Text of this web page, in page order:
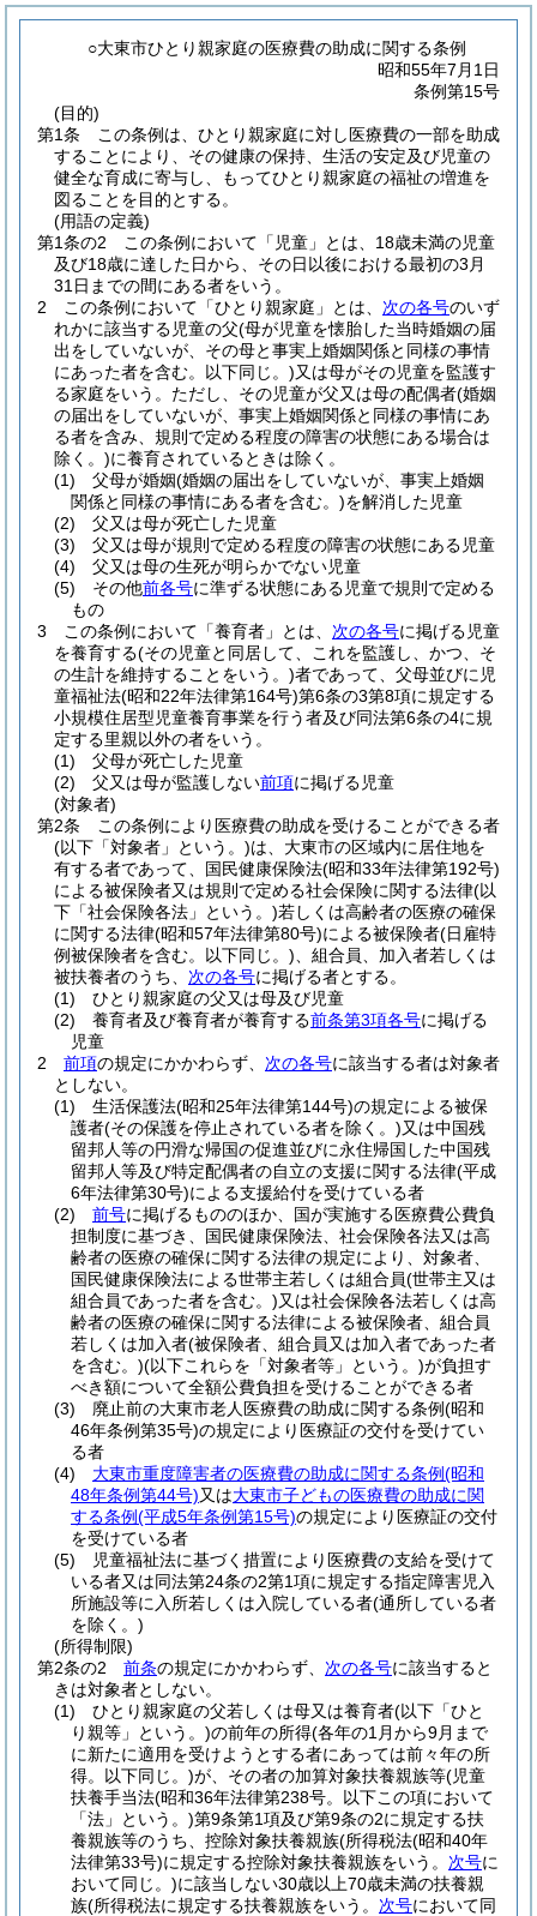
○大東市ひとり親家庭の医療費の助成に関する条例
昭和55年7月1日
条例第15号
(目的)
第1条
この条例は、ひとり親家庭に対し医療費の一部を助成
することにより、その健康の保持、生活の安定及び児童の
健全な育成に寄与し、もってひとり親家庭の福祉の増進を
図ることを目的とする。
(用語の定義)
第1条の2
この条例において「児童」とは、18歳未満の児童
及び18歳に達した日から、その日以後における最初の3月
31日までの間にある者をいう。
2
この条例において「ひとり親家庭」とは、 次の各号のいず
れかに該当する児童の父(母が児童を懐胎した当時婚姻の届
出をしていないが、その母と事実上婚姻関係と同様の事情
にあった者を含む。以下同じ。)又は母がその児童を監護す
る家庭をいう。 ただし、その児童が父又は母の配偶者(婚姻
の届出をしていないが、事実上婚姻関係と同様の事情にあ
る者を含み、規則で定める程度の障害の状態にある場合は
除く。)に養育されているときは除く。
(1)
父母が婚姻(婚姻の届出をしていないが、事実上婚姻
関係と同様の事情にある者を含む。)を解消した児童
(2)
父又は母が死亡した児童
(3)
父又は母が規則で定める程度の障害の状態にある児童
(4)
父又は母の生死が明らかでない児童
(5)
その他前各号に準ずる状態にある児童で規則で定める
もの
3
この条例において「養育者」とは、 次の各号に掲げる児童
を養育する(その児童と同居して、これを監護し、かつ、そ
の生計を維持することをいう。)者であって、父母並びに児
童福祉法(昭和22年法律第164号)第6条の3第8項に規定する
小規模住居型児童養育事業を行う者及び同法第6条の4に規
定する里親以外の者をいう。
(1)
父母が死亡した児童
(2)
父又は母が監護しない前項に掲げる児童
(対象者)
第2条
この条例により医療費の助成を受けることができる者
(以下「対象者」という。)は、大東市の区域内に居住地を
有する者であって、国民健康保険法(昭和33年法律第192号)
による被保険者又は規則で定める社会保険に関する法律(以
下「社会保険各法」という。)若しくは高齢者の医療の確保
に関する法律(昭和57年法律第80号)による被保険者(日雇特
例被保険者を含む。以下同じ。) 、組合員、加入者若しくは
被扶養者のうち、 次の各号に掲げる者とする。
(1)
ひとり親家庭の父又は母及び児童
(2)
養育者及び養育者が養育する前条第3項各号に掲げる
児童
2
前項の規定にかかわらず、 次の各号に該当する者は対象者
としない。
(1)
生活保護法(昭和25年法律第144号)の規定による被保
護者(その保護を停止されている者を除く。)又は中国残
留邦人等の円滑な帰国の促進並びに永住帰国した中国残
留邦人等及び特定配偶者の自立の支援に関する法律(平成
6年法律第30号)による支援給付を受けている者
(2)
前号に掲げるもののほか、国が実施する医療費公費負
担制度に基づき、国民健康保険法、社会保険各法又は高
齢者の医療の確保に関する法律の規定により、対象者、
国民健康保険法による世帯主若しくは組合員(世帯主又は
組合員であった者を含む。)又は社会保険各法若しくは高
齢者の医療の確保に関する法律による被保険者、組合員
若しくは加入者(被保険者、組合員又は加入者であった者
を含む。)(以下これらを「対象者等」という。)が負担す
べき額について全額公費負担を受けることができる者
(3)
廃止前の大東市老人医療費の助成に関する条例(昭和
46年条例第35号)の規定により医療証の交付を受けてい
る者
(4)
大東市重度障害者の医療費の助成に関する条例(昭和
48年条例第44号)又は大東市子どもの医療費の助成に関
する条例(平成5年条例第15号)の規定により医療証の交付
を受けている者
(5)
児童福祉法に基づく措置により医療費の支給を受けて
いる者又は同法第24条の2第1項に規定する指定障害児入
所施設等に入所若しくは入院している者(通所している者
を除く。)
(所得制限)
第2条の2
前条の規定にかかわらず、 次の各号に該当すると
きは対象者としない。
(1)
ひとり親家庭の父若しくは母又は養育者(以下「ひと
り親等」という。)の前年の所得(各年の1月から9月まで
に新たに適用を受けようとする者にあっては前々年の所
得。以下同じ。)が、その者の加算対象扶養親族等(児童
扶養手当法(昭和36年法律第238号。以下この項において
「法」という。)第9条第1項及び第9条の2に規定する扶
養親族等のうち、控除対象扶養親族(所得税法(昭和40年
法律第33号)に規定する控除対象扶養親族をいう。 次号に
おいて同じ。)に該当しない30歳以上70歳未満の扶養親
族(所得税法に規定する扶養親族をいう。 次号において同